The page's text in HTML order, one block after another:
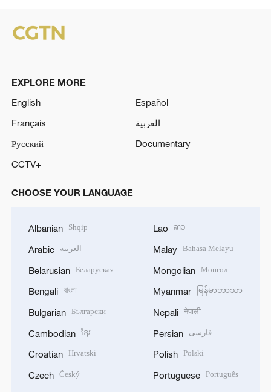
EXPLORE MORE
English
Español
Français
العربية
Русский
Documentary
CCTV+
CHOOSE YOUR LANGUAGE
Albanian Shqip
Arabic العربية
Belarusian Беларуская
Bengali বাংলা
Bulgarian Български
Cambodian ខ្មែរ
Croatian Hrvatski
Czech Český
Lao ລາວ
Malay Bahasa Melayu
Mongolian Монгол
Myanmar မြန်မာဘာသာ
Nepali नेपाली
Persian فارسی
Polish Polski
Portuguese Português